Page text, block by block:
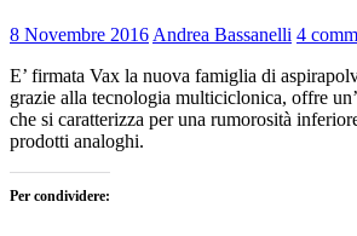
8 Novembre 2016 Andrea Bassanelli 4
E’ firmata Vax la nuova famiglia di
grazie alla tecnologia multiciclonica, offre
che si caratterizza per una rumorosità
prodotti analoghi.
Per condividere: